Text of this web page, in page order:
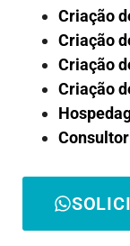
Criação
Criação
Criação
Criação